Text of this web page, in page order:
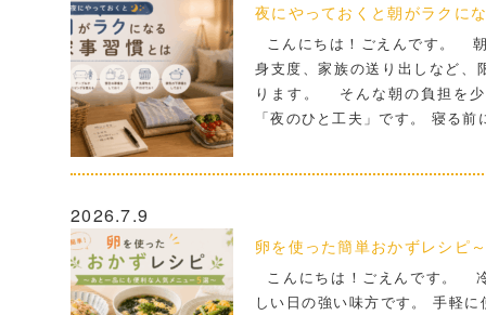
夜にやっておくと朝がラクに
こんにちは！ごえんです。
身支度、家族の送り出しなど、
ります。 そんな朝の負担を
「夜のひと工夫」です。 寝る
2026.7.9
卵を使った簡単おかずレシピ
こんにちは！ごえんです。
しい日の強い味方です。 手軽